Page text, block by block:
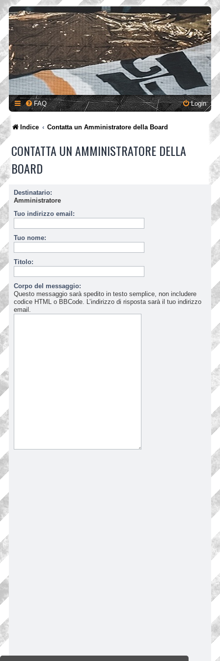
FAQ Login
Indice Contatta un Amministratore della Board
CONTATTA UN AMMINISTRATORE DELLA
BOARD
Destinatario:
Amministratore
Tuo indirizzo email:
Tuo nome:
Titolo:
Corpo del messaggio:
Questo messaggio sarà spedito in testo semplice, non includere
codice HTML o BBCode. L’indirizzo di risposta sarà il tuo indirizzo
email.